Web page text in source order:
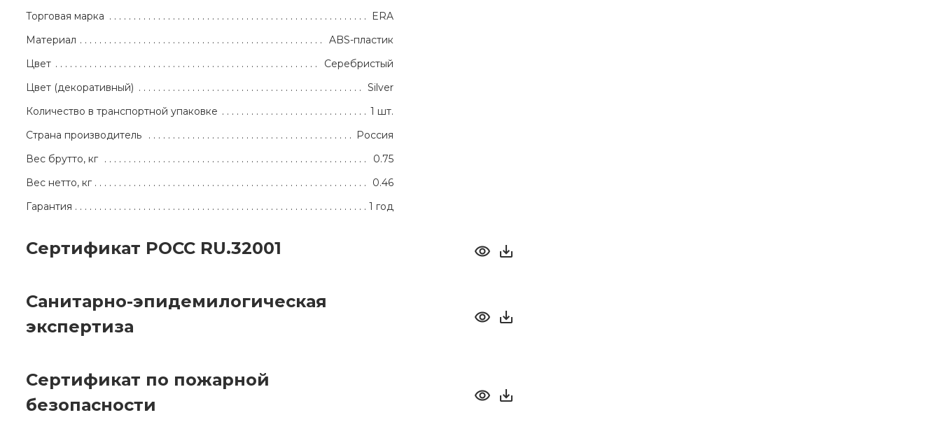
Торговая марка
ERA
Материал
ABS-пластик
Цвет
Серебристый
Цвет (декоративный)
Silver
Количество в транспортной упаковке
1 шт.
Страна производитель
Россия
Вес брутто, кг
0.75
Вес нетто, кг
0.46
Гарантия
1 год
Сертификат РОСС RU.32001
Санитарно-эпидемилогическая
экспертиза
Сертификат по пожарной
безопасности